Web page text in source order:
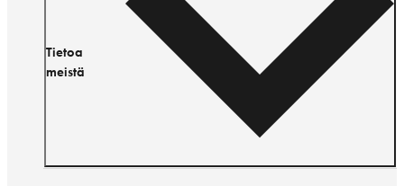
Tietoa
meistä